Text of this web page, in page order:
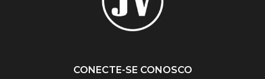
CONECTE-SE CONOSCO